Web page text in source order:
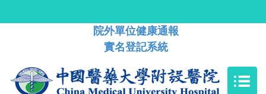
院外單位健康通報
實名登記系統